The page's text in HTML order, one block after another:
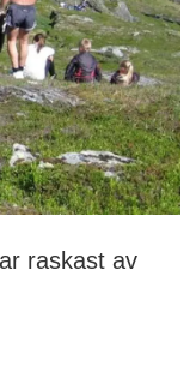
raskast av